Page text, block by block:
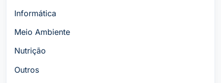
Informática
Meio Ambiente
Nutrição
Outros